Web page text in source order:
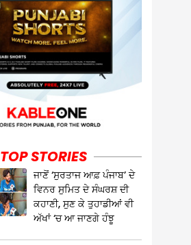
TOP STORIES
ਜਾਣੋਂ ‘ਸੁਰਤਾਜ ਆਫ਼ ਪੰਜਾਬ’ ਦੇ
ਵਿਨਰ ਸੁਮਿਤ ਦੇ ਸੰਘਰਸ਼ ਦੀ
ਕਹਾਣੀ, ਸੁਣ ਕੇ ਤੁਹਾਡੀਆਂ ਵੀ
ਅੱਖਾਂ ‘ਚ ਆ ਜਾਣਗੇ ਹੰਝੂ